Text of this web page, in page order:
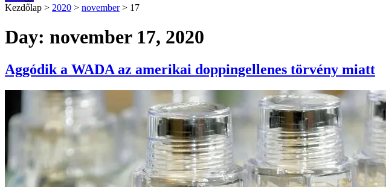
Kezdőlap > 2020 > november > 17
Day: november 17, 2020
Aggódik a WADA az amerikai doppingellenes törvény miatt